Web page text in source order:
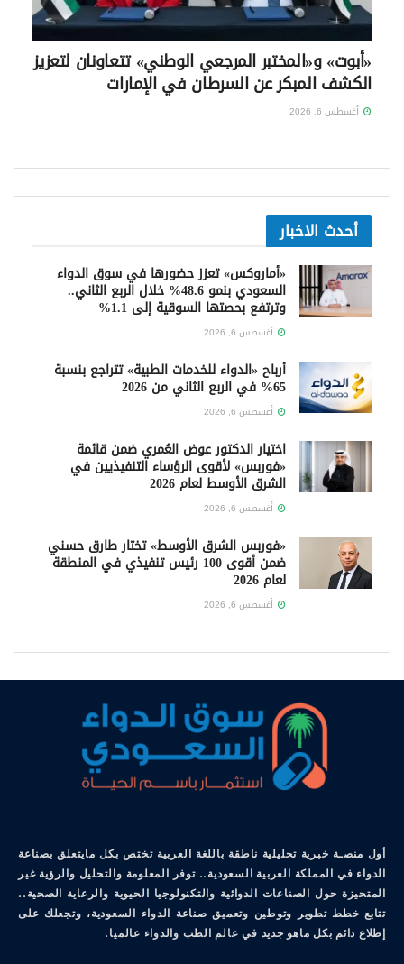
«أبوت» و«المختبر المرجعي الوطني» تتعاونان لتعزيز
الكشف المبكر عن السرطان في الإمارات
أغسطس 6, 2026
أحدث الاخبار
«أماروكس» تعزز حضورها في سوق الدواء
السعودي بنمو 48.6% خلال الربع الثاني..
وترتفع بحصتها السوقية إلى 1.1%
أغسطس 6, 2026
أرباح «الدواء للخدمات الطبية» تتراجع بنسبة
65% في الربع الثاني من 2026
أغسطس 6, 2026
اختيار الدكتور عوض العُمري ضمن قائمة
«فوربس» لأقوى الرؤساء التنفيذيين في
الشرق الأوسط لعام 2026
أغسطس 6, 2026
«فوربس الشرق الأوسط» تختار طارق حسني
ضمن أقوى 100 رئيس تنفيذي في المنطقة
لعام 2026
أغسطس 6, 2026
أول منصـة خبرية تحليلية ناطقة باللغة العربية تختص بكل مايتعلق بصناعة
الدواء في المملكة العربية السعودية.. توفر المعلومة والتحليل والرؤية غير
المتحيزة حول الصناعات الدوائية والتكنولوجيا الحيوية والرعاية الصحية..
تتابع خطط تطوير وتوطين وتعميق صناعة الدواء السعودية، وتجعلك على
إطلاع دائم بكل ماهو جديد في عالم الطب والدواء عالميا.